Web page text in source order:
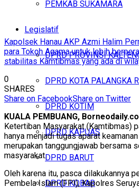
PEMKAB SUKAMARA
Legislatif
DPRD PROVINSI
DPRD KOTA PALANGKA
DPRD KOTIM
DPRD KAPUAS
DPRD BARUT
DPRD KOBAR
Kapolsek Hanau AKP Azmi Halim
para Tokoh Agama untuk lebih
stabilitas Kamtibmas yang ada di
0
SHARES
Share on FacebookShare on Twitter
KUALA PEMBUANG,
Ketertiban Masyarakat (Kamtibmas)
hanya menjadi tugas aparat
merupakan tanggungjawab bersama
masyarakat.
Oleh karena itu, pasca dilakukannya
Pembela Islam (FPI), Kapolres